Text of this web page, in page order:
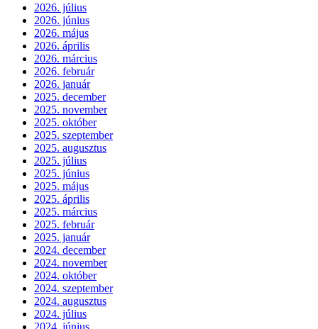
2026. július
2026. június
2026. május
2026. április
2026. március
2026. február
2026. január
2025. december
2025. november
2025. október
2025. szeptember
2025. augusztus
2025. július
2025. június
2025. május
2025. április
2025. március
2025. február
2025. január
2024. december
2024. november
2024. október
2024. szeptember
2024. augusztus
2024. július
2024. június